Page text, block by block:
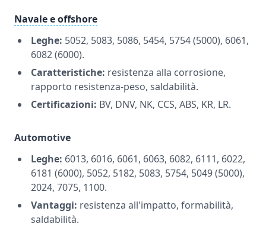
Navale e offshore
Leghe: 5052, 5083, 5086, 5454, 5754 (5000), 6061,
6082 (6000).
Caratteristiche: resistenza alla corrosione,
rapporto resistenza-peso, saldabilità.
Certificazioni: BV, DNV, NK, CCS, ABS, KR, LR.
Automotive
Leghe: 6013, 6016, 6061, 6063, 6082, 6111, 6022,
6181 (6000), 5052, 5182, 5083, 5754, 5049 (5000),
2024, 7075, 1100.
Vantaggi: resistenza all'impatto, formabilità,
saldabilità.